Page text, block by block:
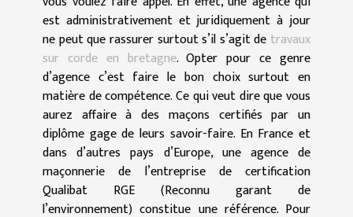
est administrativement et juridiquement à jour
ne peut que rassurer surtout s’il s’agit de travaux
sur corde en bretagne. Opter pour ce genre
d’agence c’est faire le bon choix surtout en
matière de compétence. Ce qui veut dire que vous
aurez affaire à des maçons certifiés par un
diplôme gage de leurs savoir-faire. En France et
dans d’autres pays d’Europe, une agence de
maçonnerie de l’entreprise de certification
Qualibat RGE (Reconnu garant de
l’environnement) constitue une référence. Pour